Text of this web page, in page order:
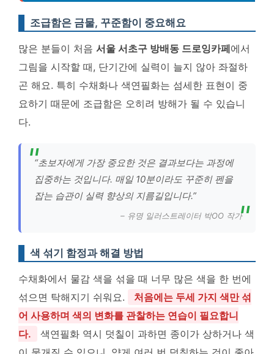
조급함은 금물, 꾸준함이 중요해요
많은 분들이 처음 서울 서초구 방배동 드로잉카페에서
그림을 시작할 때, 단기간에 실력이 늘지 않아 좌절하
곤 해요. 특히 수채화나 색연필화는 섬세한 표현이 중
요하기 때문에 조급함은 오히려 방해가 될 수 있습니
다.
“초보자에게 가장 중요한 것은 결과보다는 과정에
집중하는 것입니다. 매일 10분이라도 꾸준히 펜을
잡는 습관이 실력 향상의 지름길입니다.”
– 유명 일러스트레이터 박OO 작가
색 섞기 함정과 해결 방법
수채화에서 물감 색을 섞을 때 너무 많은 색을 한 번에
섞으면 탁해지기 쉬워요.
처음에는 두세 가지 색만 섞
어 사용하며 색의 변화를 관찰하는 연습이 필요합니
다.
색연필화 역시 덧칠이 과하면 종이가 상하거나 색